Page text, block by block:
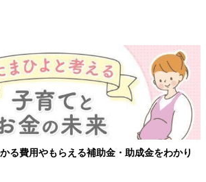
る費用やもらえる補助金・助成金をわかり